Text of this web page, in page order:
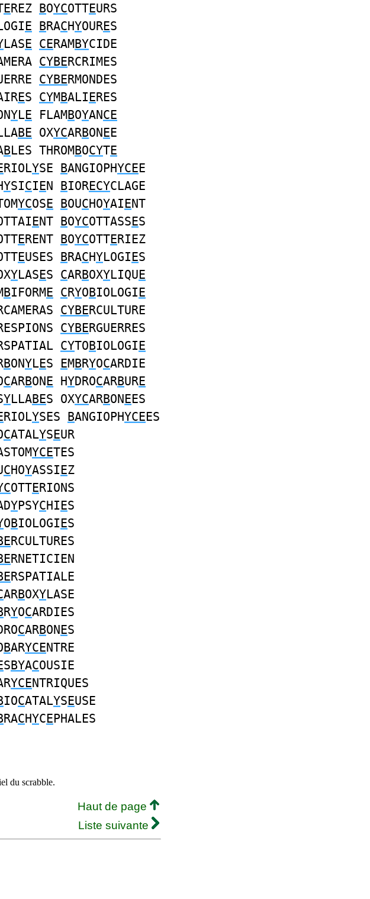
EREZ BOYCOTTEURS
E BRACHYOURES
LASE CERAMBYCIDE
CYBERCRIMES
CYBERMONDES
ES CYMBALIERES
YLE FLAMBOYANCE
BE OXYCARBONEE
BLES THROMBOCYTE
RIOLYSE BANGIOPHYCEE
YSICIEN BIORECYCLAGE
YCOSE BOUCHOYAIENT
ENT BOYCOTTASSES
ERENT BOYCOTTERIEZ
EUSES BRACHYLOGIES
YLASES CARBOXYLIQUE
BIFORME CRYOBIOLOGIE
CYBERCULTURE
CYBERGUERRES
CYTOBIOLOGIE
BONYLES EMBRYOCARDIE
CARBONE HYDROCARBURE
YLLABES OXYCARBONEES
RIOLYSES BANGIOPHYCEES
CATALYSEUR
YCETES
CHOYASSIEZ
OTTERIONS
YPSYCHIES
OBIOLOGIES
RCULTURES
RNETICIEN
RSPATIALE
ARBOXYLASE
RYOCARDIES
CARBONES
BARYCENTRE
SBYACOUSIE
YCENTRIQUES
IOCATALYSEUSE
RACHYCEPHALES
du scrabble.
Haut de page
Liste suivante